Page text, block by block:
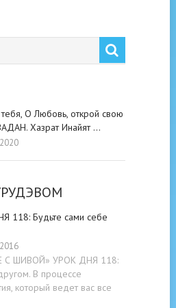
О Любовь, открой свою
Хазрат Инайят …
118: Будьте cами cебе
С ШИВОЙ» УРОК ДНЯ 118:
В процессе
который ведет вас все